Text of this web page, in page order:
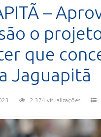
–
o
que
Jaguapitã
2.374 visualizações